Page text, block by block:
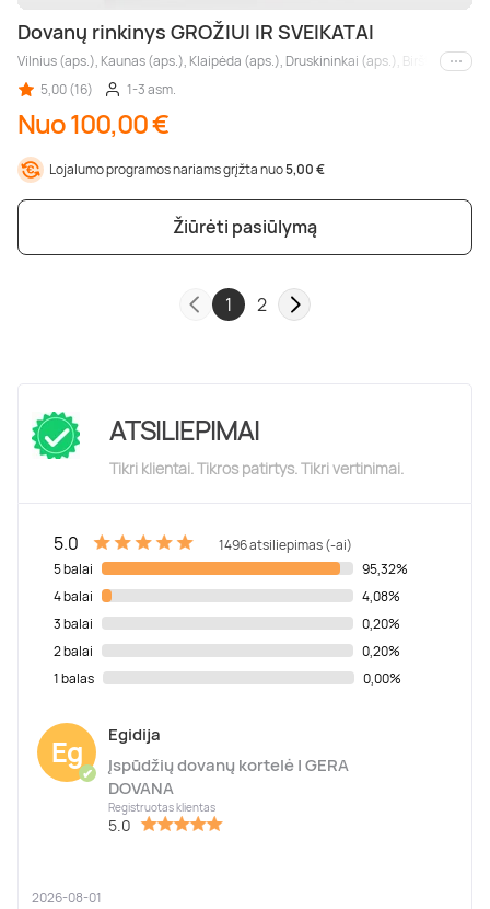
Dovanų rinkinys GROŽIUI IR SVEIKATAI
Vilnius (aps.), Kaunas (aps.), Klaipėda (aps.), Druskininkai (aps.), BirštonasKiti
5,00 (16)
1-3 asm.
Nuo 100,00 €
Lojalumo programos nariams grįžta nuo5,00 €
Žiūrėti pasiūlymą
1 2
ATSILIEPIMAI
Tikri klientai. Tikros patirtys. Tikri vertinimai.
5.0
1496 atsiliepimas (-ai)
5 balai
95,32%
4 balai
4,08%
3 balai
0,20%
2 balai
0,20%
1 balas
0,00%
Eg
✔
Egidija
Įspūdžių dovanų kortelė | GERA
DOVANA
Registruotas klientas
5.0
2026-08-01